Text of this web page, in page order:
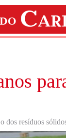
dos resíduos